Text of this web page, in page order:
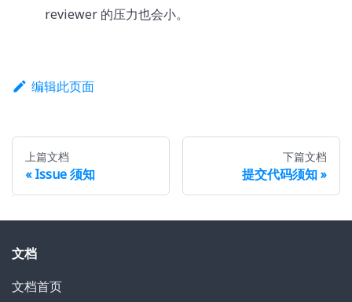
reviewer 的压力也会小。
编辑此页面
上篇文档
Issue 须知
下篇文档
提交代码须知
文档
文档首页